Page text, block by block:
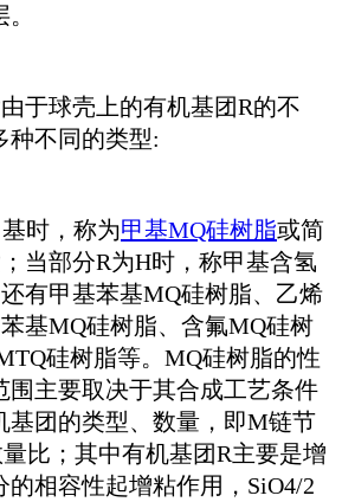
于球壳上的有机基团R的不
种不同的类型:
时，称为甲基MQ硅树脂或简
当部分R为H时，称甲基含氢
有甲基苯基MQ硅树脂、乙烯
基MQ硅树脂、含氟MQ硅树
硅树脂等。MQ硅树脂的性
围主要取决于其合成工艺条件
基团的类型、数量，即M链节
比；其中有机基团R主要是增
的相容性起增粘作用，SiO4/2